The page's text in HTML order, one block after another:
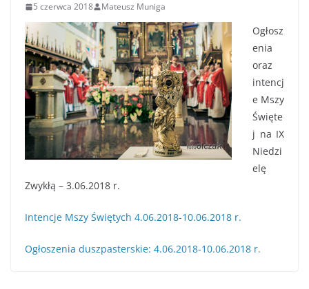
5 czerwca 2018 Mateusz Muniga
Ogłosz
enia
oraz
intencj
e Mszy
Święte
j na IX
Niedzi
elę
Zwykłą – 3.06.2018 r.
Intencje Mszy Świętych 4.06.2018-10.06.2018 r.
Ogłoszenia duszpasterskie: 4.06.2018-10.06.2018 r.